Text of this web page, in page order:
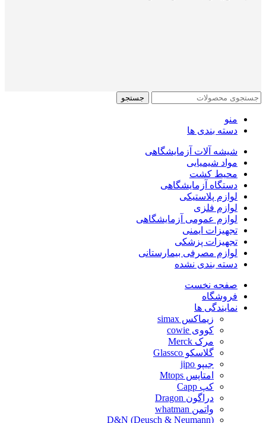
جستجو
منو
دسته بندی ها
شیشه آلات آزمایشگاهی
مواد شیمیایی
محیط کشت
دستگاه آزمایشگاهی
لوازم پلاستیکی
لوازم فلزی
لوازم عمومی آزمایشگاهی
تجهیزات ایمنی
تجهیزات پزشکی
لوازم مصرفی بیمارستانی
دسته بندی نشده
صفحه نخست
فروشگاه
نمایندگی ها
زیماکس simax
کووی cowie
مرک Merck
گلاسکو Glassco
جیپو jipo
امتاپس Mtops
کپ Capp
دراگون Dragon
واتمن whatman
D&N (Deusch & Neumann)